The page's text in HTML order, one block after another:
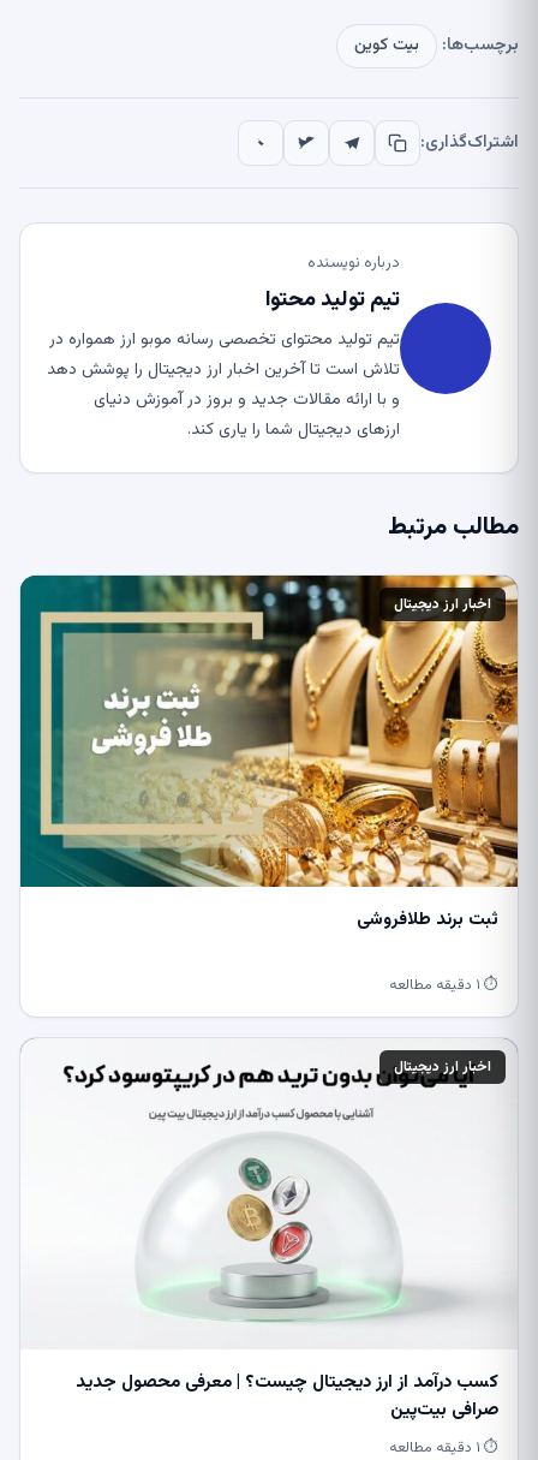
برچسب‌ها: بیت کوین
اشتراک‌گذاری:
درباره نویسنده
تیم تولید محتوا
تیم تولید محتوای تخصصی رسانه موبو ارز همواره در
تلاش است تا آخرین اخبار ارز دیجیتال را پوشش دهد
و با ارائه مقالات جدید و بروز در آموزش دنیای
ارزهای دیجیتال شما را یاری کند.
مطالب مرتبط
اخبار ارز دیجیتال
ثبت برند طلافروشی
⏱ ۱ دقیقه مطالعه
اخبار ارز دیجیتال
کسب درآمد از ارز دیجیتال چیست؟ | معرفی محصول جدید
صرافی بیت‌پین
⏱ ۱ دقیقه مطالعه